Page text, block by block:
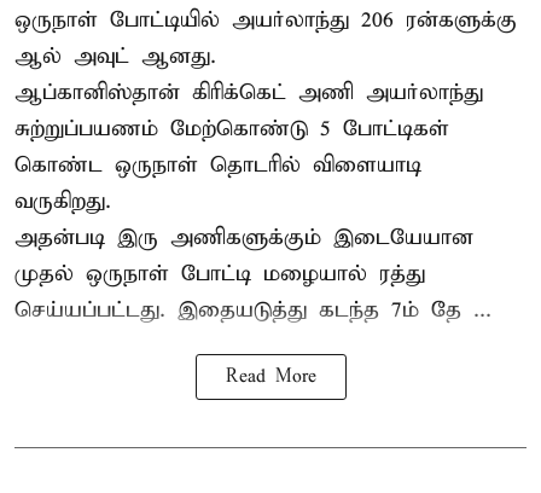
ஒருநாள் போட்டியில் அயர்லாந்து 206 ரன்களுக்கு
ஆல் அவுட் ஆனது.
ஆப்கானிஸ்தான் கிரிக்கெட் அணி அயர்லாந்து
சுற்றுப்பயணம் மேற்கொண்டு 5 போட்டிகள்
கொண்ட ஒருநாள் தொடரில் விளையாடி
வருகிறது.
அதன்படி இரு அணிகளுக்கும் இடையேயான
முதல் ஒருநாள் போட்டி மழையால் ரத்து
செய்யப்பட்டது. இதையடுத்து கடந்த 7ம் தே ...
Read More